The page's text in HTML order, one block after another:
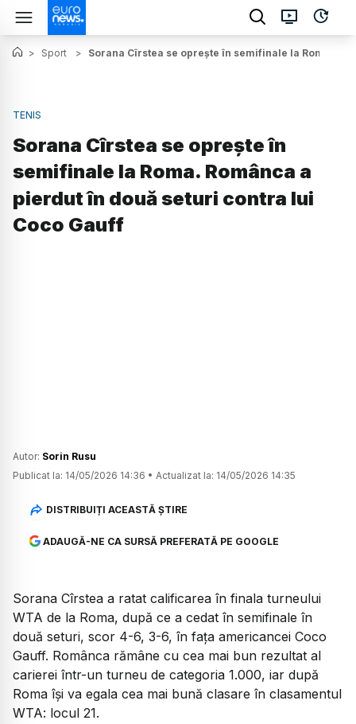
> Sport > Sorana Cîrstea se oprește în semifinale la Roma.
TENIS
Sorana Cîrstea se oprește în
semifinale la Roma. Românca a
pierdut în două seturi contra lui
Coco Gauff
Autor: Sorin Rusu
Publicat la: 14/05/2026 14:36 • Actualizat la: 14/05/2026 14:35
DISTRIBUIȚI ACEASTĂ ȘTIRE
ADAUGĂ-NE CA SURSĂ PREFERATĂ PE GOOGLE
Sorana Cîrstea a ratat calificarea în finala turneului
WTA de la Roma, după ce a cedat în semifinale în
două seturi, scor 4-6, 3-6, în fața americancei Coco
Gauff. Românca rămâne cu cea mai bun rezultat al
carierei într-un turneu de categoria 1.000, iar după
Roma își va egala cea mai bună clasare în clasamentul
WTA: locul 21.